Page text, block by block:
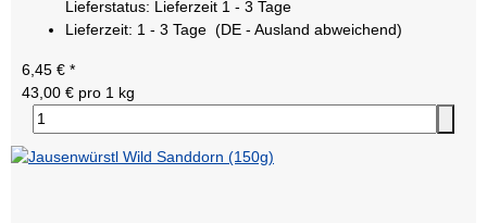
Lieferstatus: Lieferzeit 1 - 3 Tage
Lieferzeit: 1 - 3 Tage (DE - Ausland abweichend)
6,45 € *
43,00 € pro 1 kg